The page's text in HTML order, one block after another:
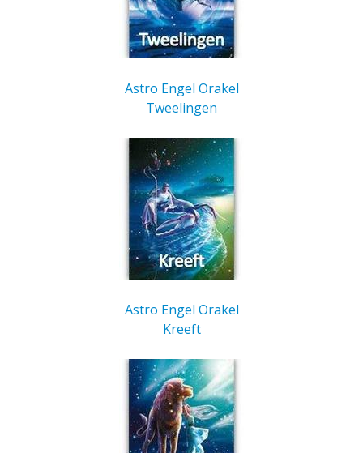
Astro Engel Orakel
Tweelingen
Astro Engel Orakel
Kreeft